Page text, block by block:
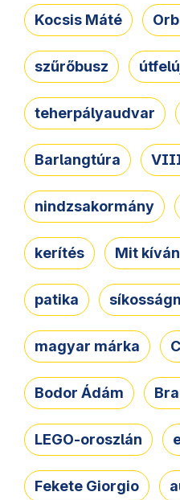
Kocsis Máté
szűrőbusz
teherpályaudvar
Barlangtúra
nindzsakormány
kerítés Mit
patika
magyar márka
Bodor Ádám
LEGO-oroszlán
Fekete Giorgio